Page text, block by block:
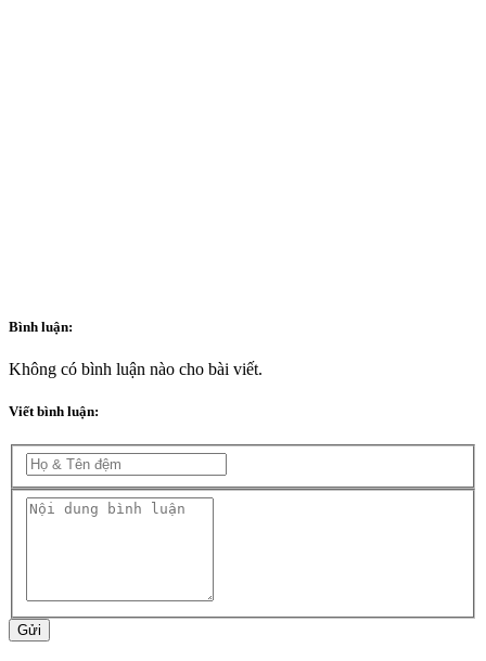
Bình luận:
Không có bình luận nào cho bài viết.
Viết bình luận:
Gửi